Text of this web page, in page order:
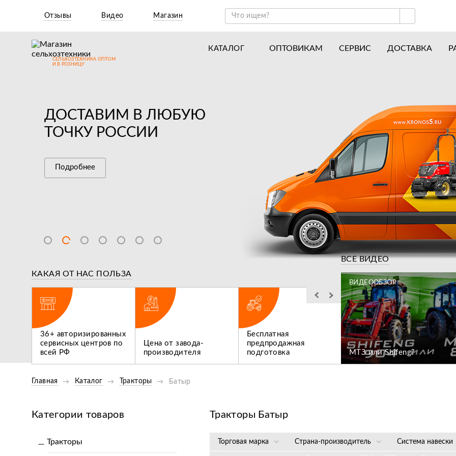
Отзывы Видео Магазин
СЕЛЬХОЗТЕХНИКА ОПТОМ
И В РОЗНИЦУ
КАТАЛОГ
Навесное оборудование для мотоблоков
ОПТОВИКАМ СЕРВИС ДОСТАВКА
Наши награды
Новости
Полезные статьи
Отзывы
Вакансии
Гарантия лучшей цены
Видео
ДОСТАВИМ В ЛЮБУЮ
ТОЧКУ РОССИИ
Подробнее
КАКАЯ ОТ НАС ПОЛЬЗА
36+ авторизированных
сервисных центров по
всей РФ
Цена от завода-
производителя
Бесплатная
предпродажная
подготовка
Льготное
послегарантийное
обслуживание
ВСЕ ВИДЕО
Обзор Опрыскивателей
Flagman 300/1 И Flagman
400/1
Нам нужен коммунальный
трактор
ВИДЕООБЗОР
МТЗ или Shifeng?
Главная Каталог Тракторы Батыр
Категории товаров
Тракторы
Тракторы Батыр
Торговая марка Страна-производитель Система навески